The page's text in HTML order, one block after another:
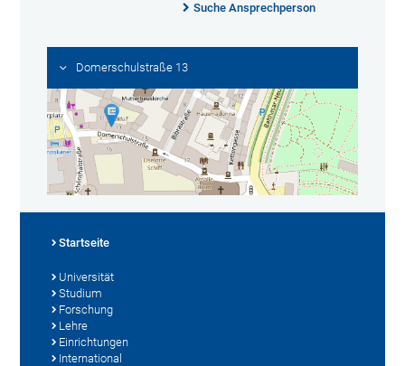
Suche Ansprechperson
Domerschulstraße 13
Startseite
Universität
Studium
Forschung
Lehre
Einrichtungen
International